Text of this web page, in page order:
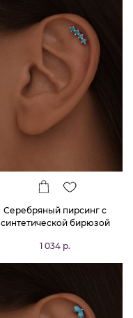
Серебряный пирсинг с
синтетической бирюзой
1 034 р.